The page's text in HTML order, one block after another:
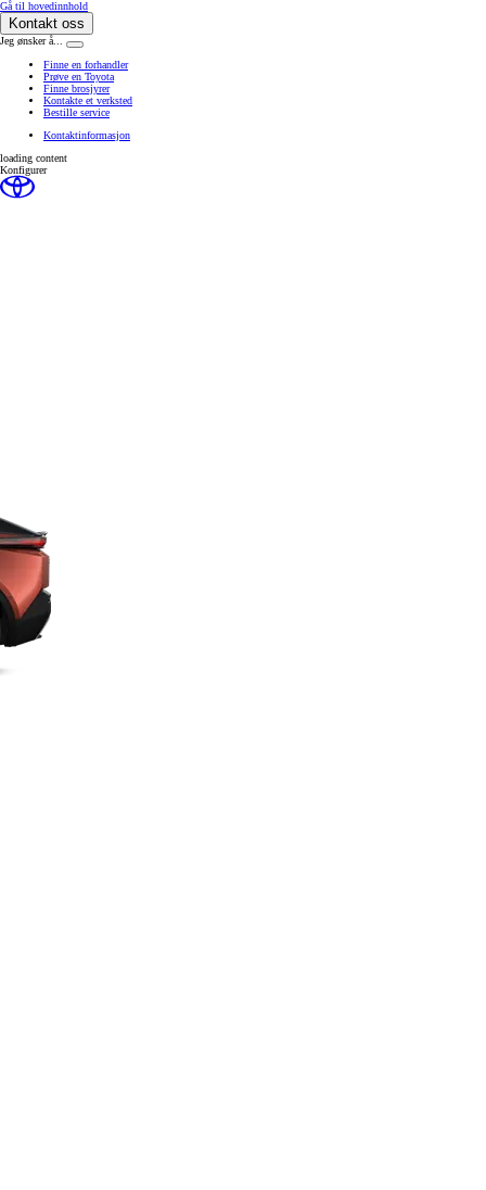
Gå til hovedinnhold(Press Enter)
Kontakt oss
Jeg ønsker å...
Klikk for å lukke rekkevidde-overlegget
Finne en forhandler
Prøve en Toyota
Finne brosjyrer
Kontakte et verksted
Bestille service
Kontaktinformasjon
loading content
Konfigurer